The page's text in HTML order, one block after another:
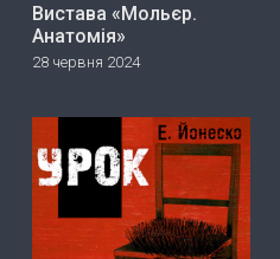
Вистава «Мольєр.
Анатомія»
28 червня 2024